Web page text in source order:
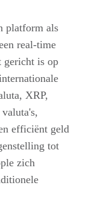
platform als
real-time
gericht is op
XRP,
efficiënt geld
tot
zich